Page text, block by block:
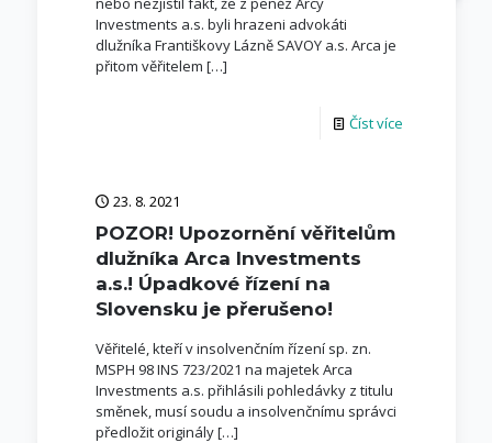
Investments a.s. byli hrazeni advokáti
dlužníka Františkovy Lázně SAVOY a.s. Arca je
přitom věřitelem […]
Číst více
23. 8. 2021
POZOR! Upozornění věřitelům
dlužníka Arca Investments
a.s.! Úpadkové řízení na
Slovensku je přerušeno!
Věřitelé, kteří v insolvenčním řízení sp. zn.
MSPH 98 INS 723/2021 na majetek Arca
Investments a.s. přihlásili pohledávky z titulu
směnek, musí soudu a insolvenčnímu správci
předložit originály[…]